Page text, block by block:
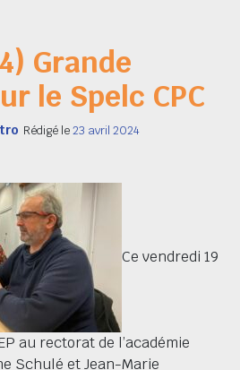
Grande
le Spelc CPC
Rédigé le23 avril 2024
Ce vendredi 19
au rectorat de l’académie
Schulé et Jean-Marie